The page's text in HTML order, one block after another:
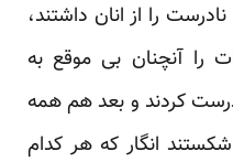
را از انان داشتند،
را آنچنان بی موقع به
کردند و بعد هم همه
انگار که هر کدام